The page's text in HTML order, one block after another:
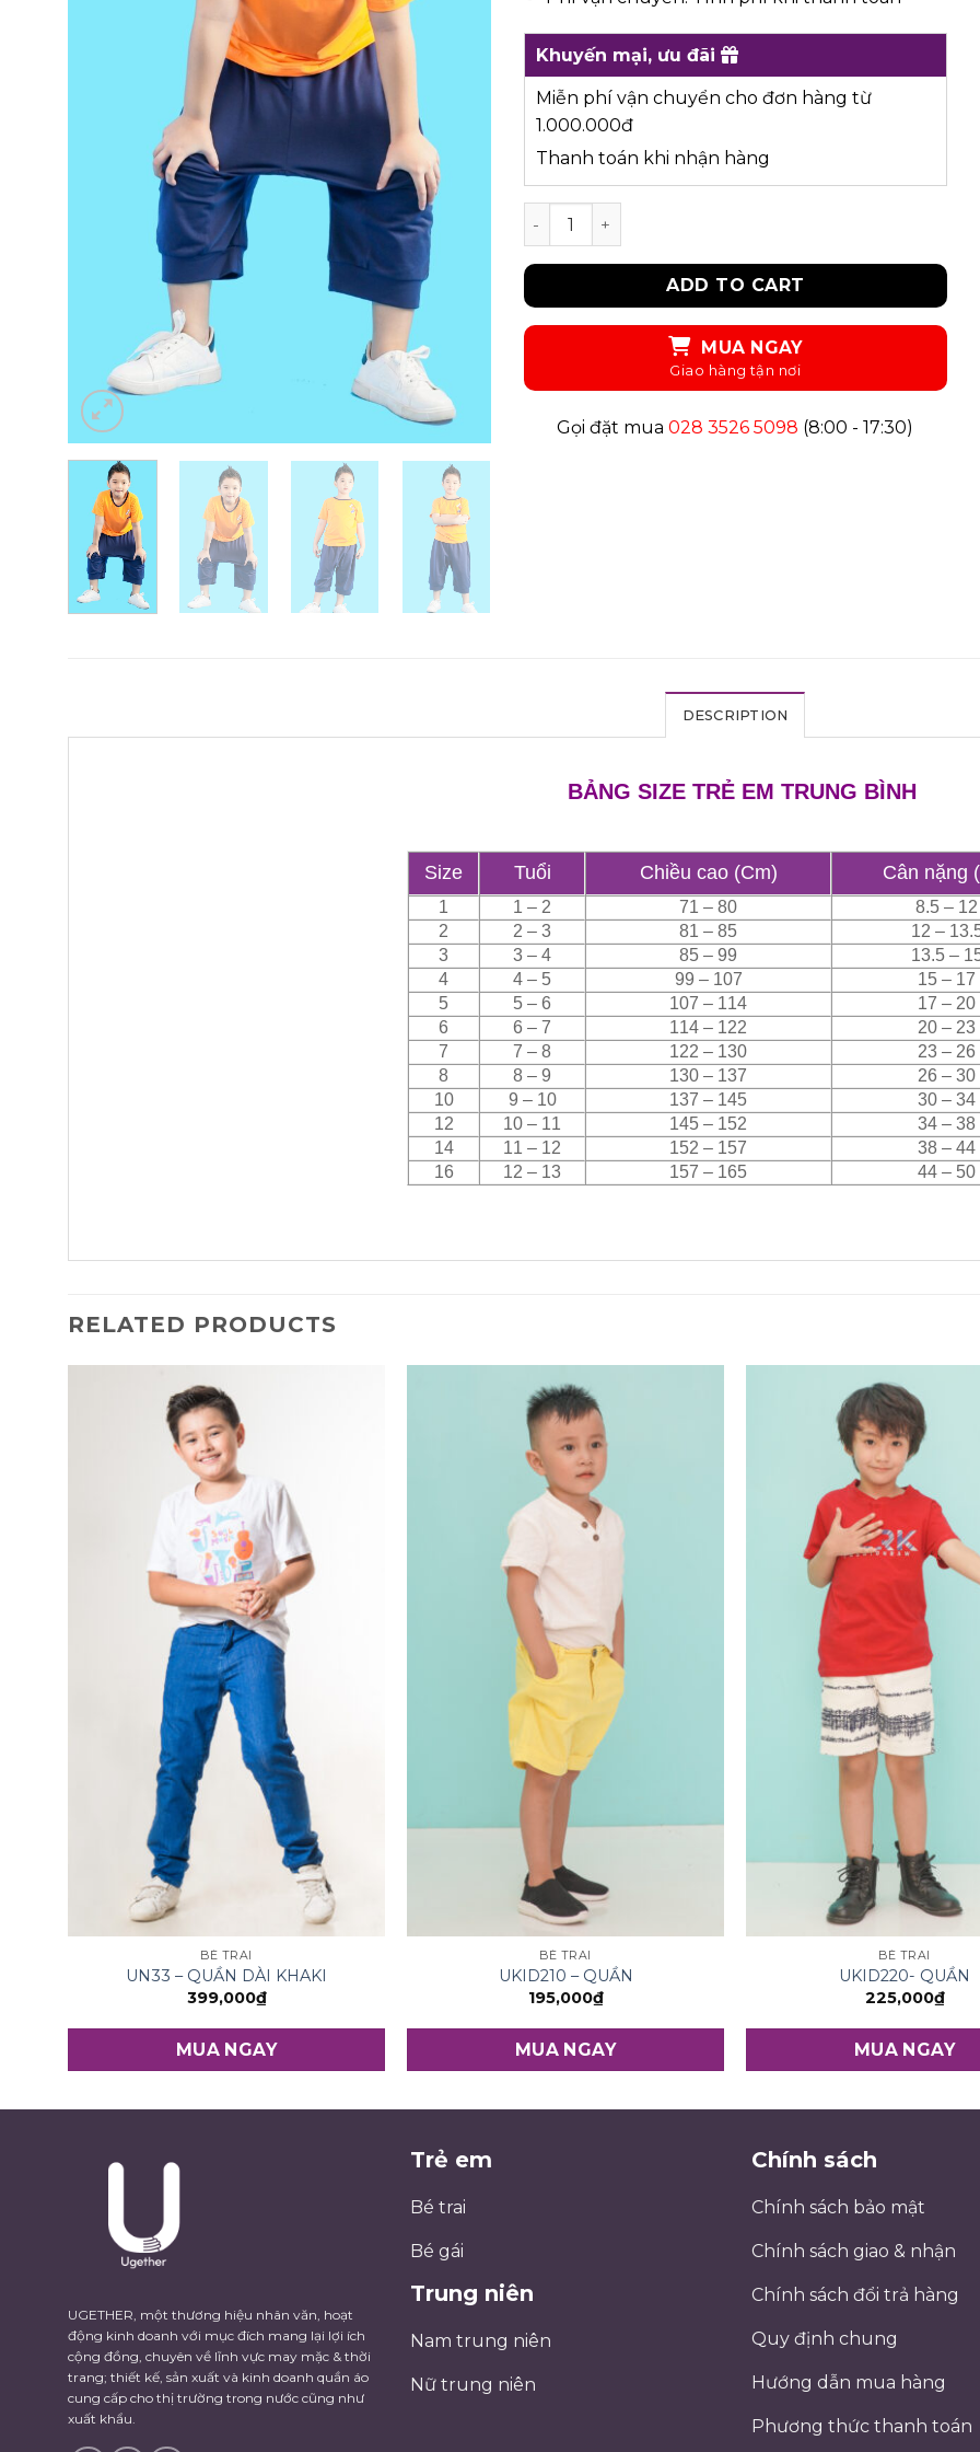
Khuyến mại, ưu đãi
Miễn phí vận chuyển cho đơn hàng từ
1.000.000đ
Thanh toán khi nhận hàng
UKID141 - QUẦN quantity
ADD TO CART
MUA NGAY
Gọi đặt mua028 3526 5098 (8:00 - 17:30)
DESCRIPTION
BẢNG SIZE TRẺ EM TRUNG BÌNH
Size Tuổi Chiều cao (Cm) Cân nặng
1 1 – 2 71 – 80
8.5 – 12
2
2 – 3 81 – 85
12 –
3
3 – 4 85 – 99
13.5 –
4
4 – 5 99 – 107
15 – 17
5
5 – 6 107 – 114
17 – 20
6
6 – 7 114 – 122
20 – 23
7
7 – 8 122 – 130
23 – 26
8
8 – 9 130 – 137
26 – 30
10
9 – 10 137 – 145
30 – 34
12
10 – 11 145 – 152
34 – 38
14
11 – 12 152 – 157
38 – 44
16
12 – 13 157 – 165 44 – 50
RELATED PRODUCTS
BÉ TRAI
UN33 – QUẦN DÀI KHAKI
399,000₫
MUA NGAY
BÉ TRAI
UKID210 – QUẦN
195,000₫
MUA NGAY
BÉ TRAI
UKID220- QUẦN
225,000₫
MUA NGAY
UGETHER, một thương hiệu nhân văn, hoạt
động kinh doanh với mục đích mang lại lợi ích
cộng đồng, chuyên về lĩnh vực may mặc & thời
trang; thiết kế, sản xuất và kinh doanh quần áo
cung cấp cho thị trường trong nước cũng như
xuất khẩu.
Trẻ em
Bé trai
Bé gái
Trung niên
Nam trung niên
Nữ trung niên
Chính sách
Chính sách bảo mật
Chính sách giao & nhận
Chính sách đổi trả hàng
Quy định chung
Hướng dẫn mua hàng
Phương thức thanh toán